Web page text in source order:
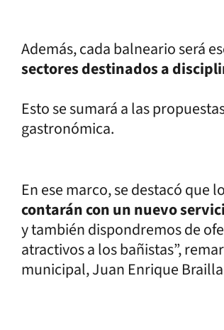
Además, cada balneario será
sectores destinados a
Esto se sumará a las
gastronómica.
En ese marco, se destacó que
contarán con un nuevo
y también dispondremos de
atractivos a los bañistas”,
municipal, Juan Enrique